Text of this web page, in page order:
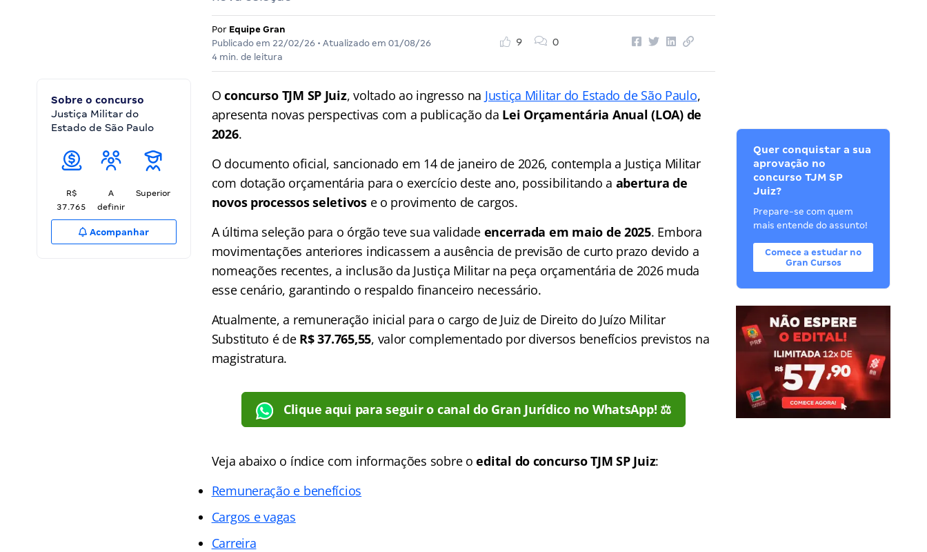
Por Equipe Gran
Publicado em 22/02/26 • Atualizado em 01/08/26
4 min. de leitura
9 0
Sobre o concurso
Justiça Militar do
Estado de São Paulo
R$
37.765
A
definir
Superior
Acompanhar
Oconcurso TJM SP Juiz, voltado ao ingresso na Justiça Militar do Estado de São Paulo,
apresenta novas perspectivas com a publicação da Lei Orçamentária Anual (LOA) de
2026.
O documento oficial, sancionado em 14 de janeiro de 2026, contempla a Justiça Militar
com dotação orçamentária para o exercício deste ano, possibilitando a abertura de
novos processos seletivose o provimento de cargos.
A última seleção para o órgão teve sua validade encerrada em maio de 2025. Embora
movimentações anteriores indicassem a ausência de previsão de curto prazo devido a
nomeações recentes, a inclusão da Justiça Militar na peça orçamentária de 2026 muda
esse cenário, garantindo o respaldo financeiro necessário.
Atualmente, a remuneração inicial para o cargo de Juiz de Direito do Juízo Militar
Substituto é de R$ 37.765,55, valor complementado por diversos benefícios previstos na
magistratura.
Clique aqui para seguir o canal do Gran Jurídico no WhatsApp! ⚖️
Veja abaixo o índice com informações sobre oedital do concurso TJM SP Juiz:
Remuneração e benefícios
Cargos e vagas
Carreira
Quer conquistar a sua
aprovação no
concurso TJM SP
Juiz?
Prepare-se com quem
mais entende do assunto!
Comece a estudar no
Gran Cursos